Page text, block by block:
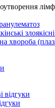
хвороба
відгуки